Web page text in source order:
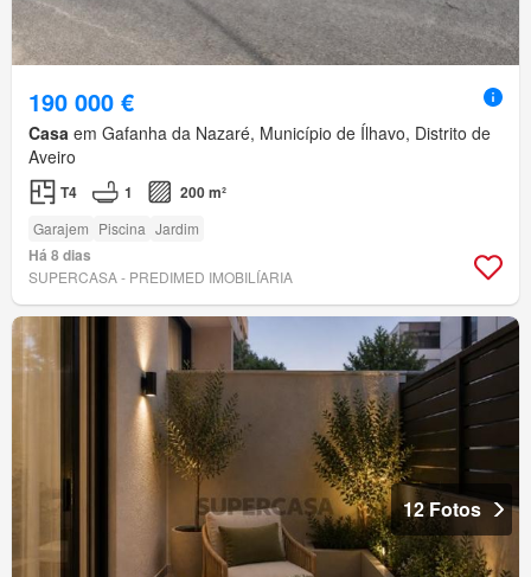
190 000 €
Casa em Gafanha da Nazaré, Município de Ílhavo, Distrito de
Aveiro
T4 1 200 m²
Garajem Piscina Jardim
Há 8 dias
SUPERCASA - PREDIMED IMOBILÍARIA
12 Fotos